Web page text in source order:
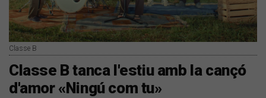
Classe B
Classe B tanca l'estiu amb la cançó
d'amor «Ningú com tu»